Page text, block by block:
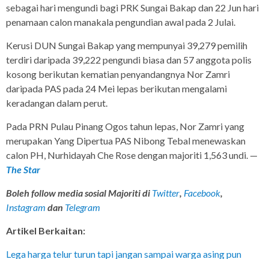
sebagai hari mengundi bagi PRK Sungai Bakap dan 22 Jun hari
penamaan calon manakala pengundian awal pada 2 Julai.
Kerusi DUN Sungai Bakap yang mempunyai 39,279 pemilih
terdiri daripada 39,222 pengundi biasa dan 57 anggota polis
kosong berikutan kematian penyandangnya Nor Zamri
daripada PAS pada 24 Mei lepas berikutan mengalami
keradangan dalam perut.
Pada PRN Pulau Pinang Ogos tahun lepas, Nor Zamri yang
merupakan Yang Dipertua PAS Nibong Tebal menewaskan
calon PH, Nurhidayah Che Rose dengan majoriti 1,563 undi. —
The Star
Boleh follow media sosial Majoriti di Twitter, Facebook,
Instagram dan Telegram
Artikel Berkaitan:
Lega harga telur turun tapi jangan sampai warga asing pun